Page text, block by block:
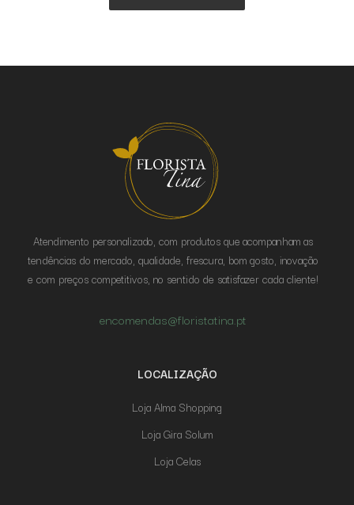
Atendimento personalizado, com produtos que acompanham as
tendências do mercado, qualidade, frescura, bom gosto, inovação
e com preços competitivos, no sentido de satisfazer cada cliente!
encomendas@floristatina.pt
LOCALIZAÇÃO
Loja Alma Shopping
Loja Gira Solum
Loja Celas